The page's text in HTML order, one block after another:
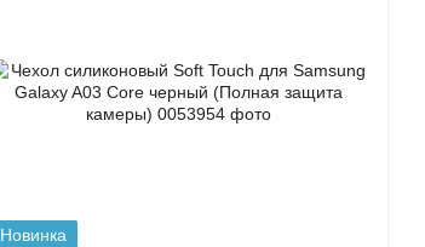
Новинка